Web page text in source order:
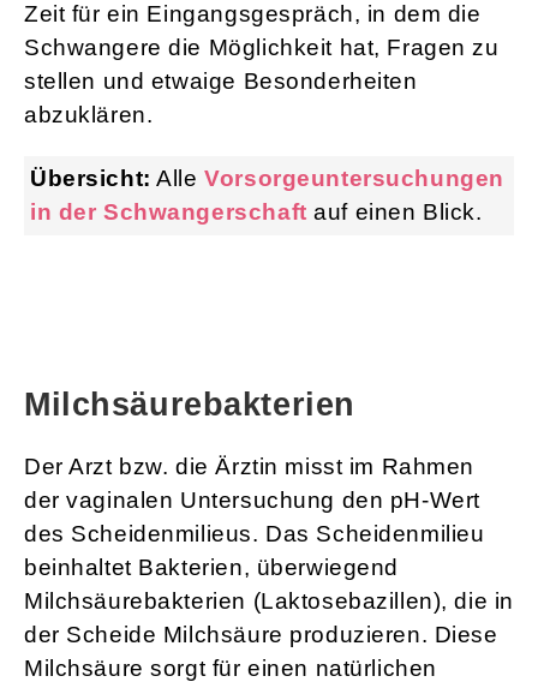
Zeit für ein Eingangsgespräch, in dem die
Schwangere die Möglichkeit hat, Fragen zu
stellen und etwaige Besonderheiten
abzuklären.
Übersicht: AlleVorsorgeuntersuchungen
in der Schwangerschaft auf einen Blick.
Milchsäurebakterien
Der Arzt bzw. die Ärztin misst im Rahmen
der vaginalen Untersuchung den pH-Wert
des Scheidenmilieus. Das Scheidenmilieu
beinhaltet Bakterien, überwiegend
Milchsäurebakterien (Laktosebazillen), die in
der Scheide Milchsäure produzieren. Diese
Milchsäure sorgt für einen natürlichen